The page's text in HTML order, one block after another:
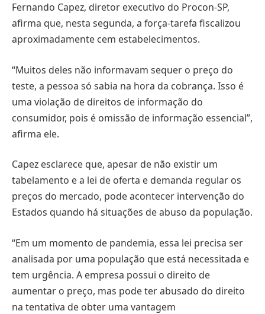
Fernando Capez, diretor executivo do Procon-SP,
afirma que, nesta segunda, a força-tarefa fiscalizou
aproximadamente cem estabelecimentos.
“Muitos deles não informavam sequer o preço do
teste, a pessoa só sabia na hora da cobrança. Isso é
uma violação de direitos de informação do
consumidor, pois é omissão de informação essencial”,
afirma ele.
Capez esclarece que, apesar de não existir um
tabelamento e a lei de oferta e demanda regular os
preços do mercado, pode acontecer intervenção do
Estados quando há situações de abuso da população.
“Em um momento de pandemia, essa lei precisa ser
analisada por uma população que está necessitada e
tem urgência. A empresa possui o direito de
aumentar o preço, mas pode ter abusado do direito
na tentativa de obter uma vantagem